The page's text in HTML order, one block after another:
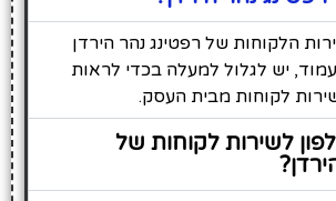
הלקוחות של רפטינג נהר הירדן
יש לגלול למעלה בכדי לראות
לקוחות מבית העסק.
לשירות לקוחות של